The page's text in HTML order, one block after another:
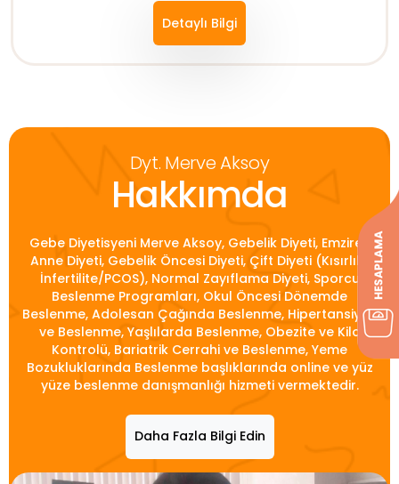
Detaylı Bilgi
Dyt. Merve Aksoy
Hakkımda
Gebe Diyetisyeni Merve Aksoy, Gebelik Diyeti, Emziren
Anne Diyeti, Gebelik Öncesi Diyeti, Çift Diyeti (Kısırlık/
İnfertilite/PCOS), Normal Zayıflama Diyeti, Sporcu
Beslenme Programları, Okul Öncesi Dönemde
Beslenme, Adolesan Çağında Beslenme, Hipertansiyon
ve Beslenme, Yaşlılarda Beslenme, Obezite ve Kilo
Kontrolü, Bariatrik Cerrahi ve Beslenme, Yeme
Bozukluklarında Beslenme başlıklarında online ve yüz
yüze beslenme danışmanlığı hizmeti vermektedir.
Daha Fazla Bilgi Edin